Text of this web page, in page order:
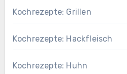
Kochrezepte: Grillen
Kochrezepte: Hackfleisch
Kochrezepte: Huhn